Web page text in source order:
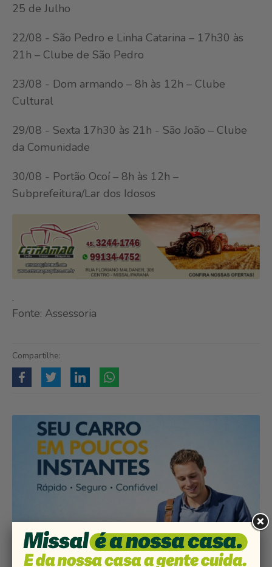
25 de Julho
22/08 - São Pedro e Linha Catarina – 17h30 às
21h – Clube de São Pedro
23/08 - Dom armando – 8h às 12h – Clube
Cultural
29/08 - Sexta 17h30 às 21h - São João – Clube
da Comunidade
30/08 - Portão Ocoí – 8h às 12h –
Subprefeitura/Lar dos Idosos
.
Fonte: Assessoria
Compartilhe: